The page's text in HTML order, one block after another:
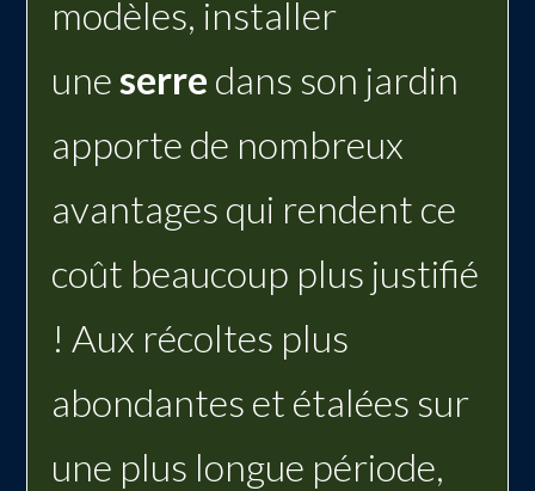
modèles, installer
uneserre dans son jardin
apporte de nombreux
avantages qui rendent ce
coût beaucoup plus justifié
! Aux récoltes plus
abondantes et étalées sur
une plus longue période,